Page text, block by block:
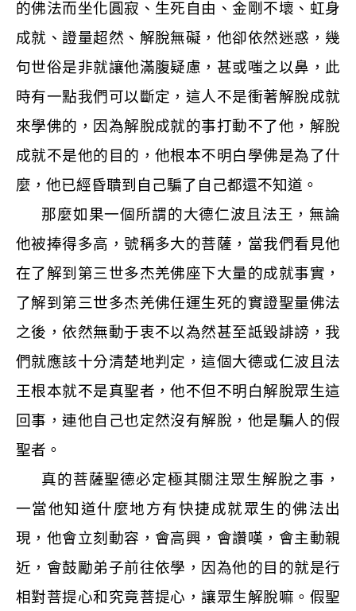
的佛法而坐化圓寂、生死自由、金剛不壞、虹身
成就、證量超然、解脫無礙，他卻依然迷惑，幾
句世俗是非就讓他滿腹疑慮，甚或嗤之以鼻，此
時有一點我們可以斷定，這人不是衝著解脫成就
來學佛的，因為解脫成就的事打動不了他，解脫
成就不是他的目的，他根本不明白學佛是為了什
麼，他已經昏聵到自己騙了自己都還不知道。
那麼如果一個所謂的大德仁波且法王，無論
他被捧得多高，號稱多大的菩薩，當我們看見他
在了解到第三世多杰羌佛座下大量的成就事實，
了解到第三世多杰羌佛任運生死的實證聖量佛法
之後，依然無動于衷不以為然甚至詆毀誹謗，我
們就應該十分清楚地判定，這個大德或仁波且法
王根本就不是真聖者，他不但不明白解脫眾生這
回事，連他自己也定然沒有解脫，他是騙人的假
聖者。
真的菩薩聖德必定極其關注眾生解脫之事，
一當他知道什麼地方有快捷成就眾生的佛法出
現，他會立刻動容，會高興，會讚嘆，會主動親
近，會鼓勵弟子前往依學，因為他的目的就是行
相對菩提心和究竟菩提心，讓眾生解脫嘛。假聖